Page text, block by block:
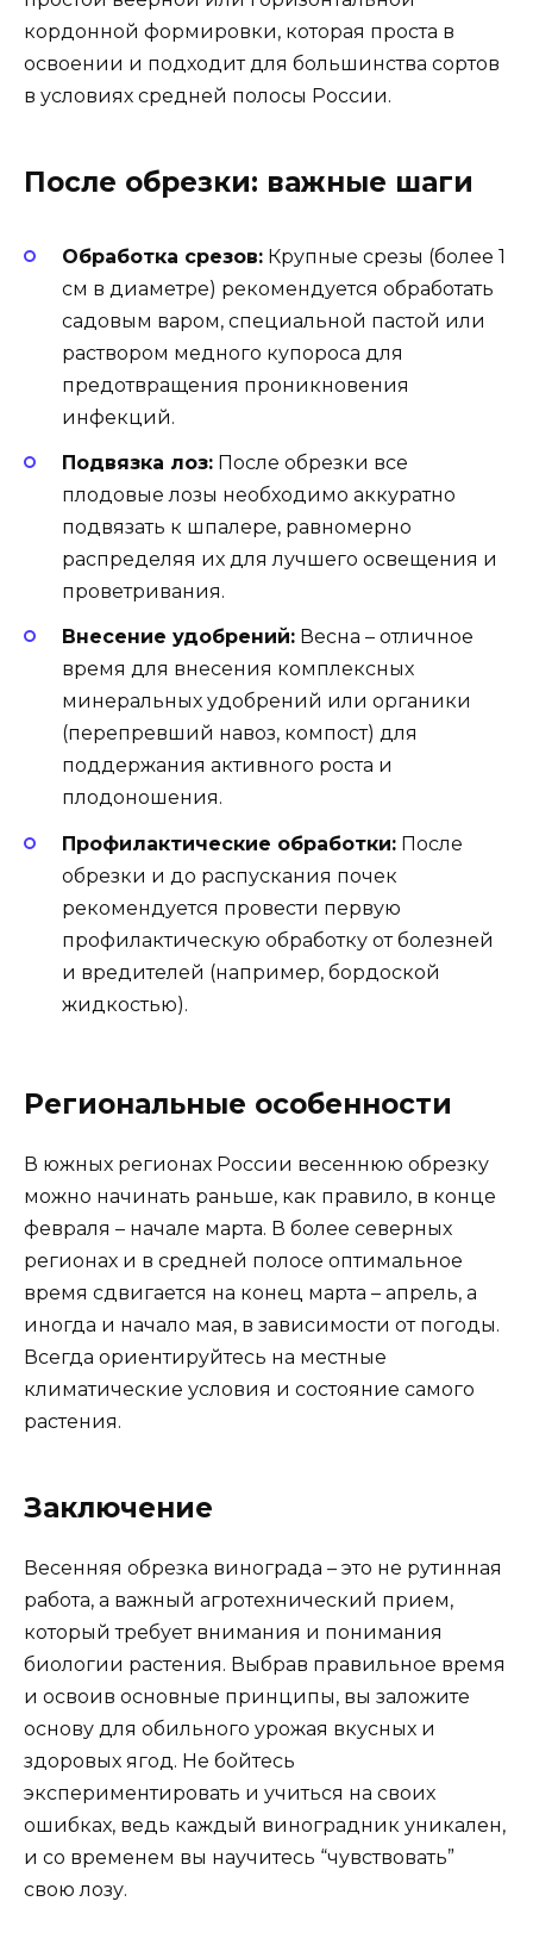
кордонной формировки, которая проста в
освоении и подходит для большинства сортов
в условиях средней полосы России.
После обрезки: важные шаги
Обработка срезов: Крупные срезы (более 1
см в диаметре) рекомендуется обработать
садовым варом, специальной пастой или
раствором медного купороса для
предотвращения проникновения
инфекций.
Подвязка лоз: После обрезки все
плодовые лозы необходимо аккуратно
подвязать к шпалере, равномерно
распределяя их для лучшего освещения и
проветривания.
Внесение удобрений: Весна – отличное
время для внесения комплексных
минеральных удобрений или органики
(перепревший навоз, компост) для
поддержания активного роста и
плодоношения.
Профилактические обработки: После
обрезки и до распускания почек
рекомендуется провести первую
профилактическую обработку от болезней
и вредителей (например, бордоской
жидкостью).
Региональные особенности
В южных регионах России весеннюю обрезку
можно начинать раньше, как правило, в конце
февраля – начале марта. В более северных
регионах и в средней полосе оптимальное
время сдвигается на конец марта – апрель, а
иногда и начало мая, в зависимости от погоды.
Всегда ориентируйтесь на местные
климатические условия и состояние самого
растения.
Заключение
Весенняя обрезка винограда – это не рутинная
работа, а важный агротехнический прием,
который требует внимания и понимания
биологии растения. Выбрав правильное время
и освоив основные принципы, вы заложите
основу для обильного урожая вкусных и
здоровых ягод. Не бойтесь
экспериментировать и учиться на своих
ошибках, ведь каждый виноградник уникален,
и со временем вы научитесь “чувствовать”
свою лозу.